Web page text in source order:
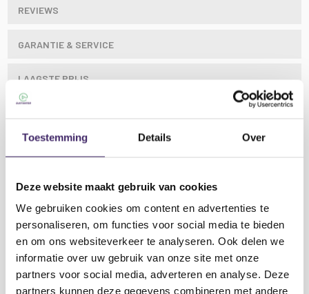
Toestemming Details Over
Deze website maakt gebruik van cookies
We gebruiken cookies om content en advertenties te
personaliseren, om functies voor social media te bieden
en om ons websiteverkeer te analyseren. Ook delen we
informatie over uw gebruik van onze site met onze
partners voor social media, adverteren en analyse. Deze
partners kunnen deze gegevens combineren met andere
REVIEWS
GARANTIE & SERVICE
LAAGSTE PRIJS
Kenmerken
Audiophony ATOM 18ASUB actieve
PA subwoofer 2000W met DSP:
Amplification: Class D / 2000W dynamic / 600W RMS
Frequency response : 35Hz - 150Hz
Power supply : SMPS
Sound Pressure Level : 127 dB max.
Woofer : 18" / 4" coil / 8 Ohms / 600W AES
Input: 2 x COMBO 6.35 XLR
Output : 2 XLR line output
Lees meer